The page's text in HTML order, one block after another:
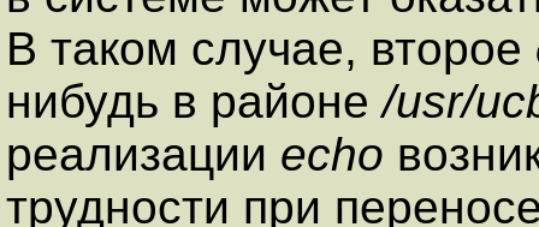
В таком случае, второе
нибудь в районе/usr/
реализации echo
трудности при